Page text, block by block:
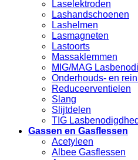
Laselektroden
Lashandschoenen
Lashelmen
Lasmagneten
Lastoorts
Massaklemmen
MIG/MAG
Onderhouds- en
Reduceerventielen
Slang
Slijtdelen
TIG
Gassen en Gasflessen
Acetyleen
Albee Gasflessen